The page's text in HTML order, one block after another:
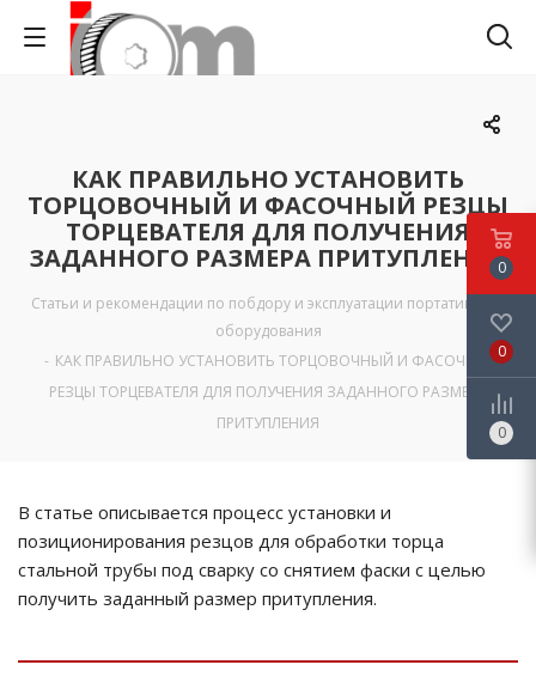
КАК ПРАВИЛЬНО УСТАНОВИТЬ
ТОРЦОВОЧНЫЙ И ФАСОЧНЫЙ РЕЗЦЫ
ТОРЦЕВАТЕЛЯ ДЛЯ ПОЛУЧЕНИЯ
ЗАДАННОГО РАЗМЕРА ПРИТУПЛЕНИЯ
Статьи и рекомендации по побдору и эксплуатации портативного
оборудования
- КАК ПРАВИЛЬНО УСТАНОВИТЬ ТОРЦОВОЧНЫЙ И ФАСОЧНЫЙ
РЕЗЦЫ ТОРЦЕВАТЕЛЯ ДЛЯ ПОЛУЧЕНИЯ ЗАДАННОГО РАЗМЕРА
ПРИТУПЛЕНИЯ
В статье описывается процесс установки и
позиционирования резцов для обработки торца
стальной трубы под сварку со снятием фаски с целью
получить заданный размер притупления.
0
0
0